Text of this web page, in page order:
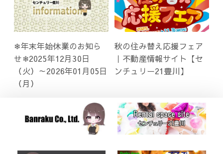
❄年末年始休業のお知ら
せ❄2025年12月30日
（火）～2026年01月05日
（月）
秋の住み替え応援フェア
｜不動産情報サイト【セ
ンチュリー21豊川】